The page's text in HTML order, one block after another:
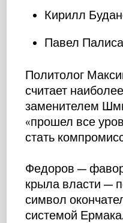
Кирилл
Павел Палиса
Политолог
считает
заменителем
«прошел все
стать
Федоров —
крыла власти —
символ
системой